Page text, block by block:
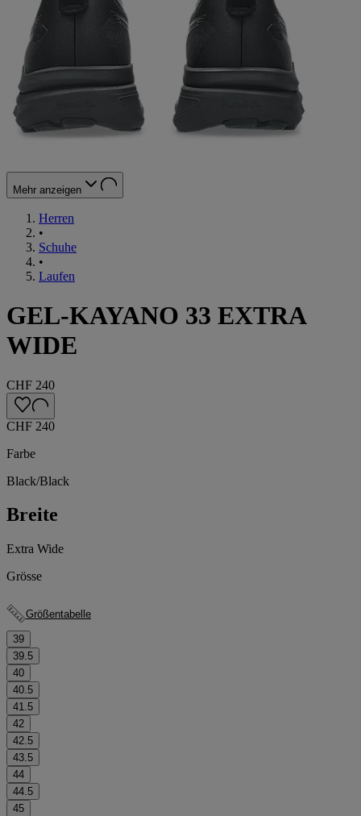
Mehr anzeigen
Herren
•
Schuhe
•
Laufen
GEL-KAYANO 33 EXTRA
WIDE
CHF 240
CHF 240
Farbe
Black/Black
Breite
Extra Wide
Grösse
Größentabelle
39
39.5
40
40.5
41.5
42
42.5
43.5
44
44.5
45